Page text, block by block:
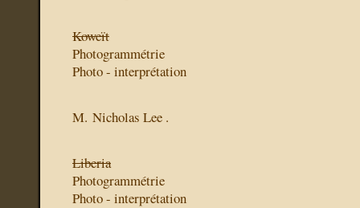
Koweït
Photogrammétrie
Photo - interprétation
M. Nicholas Lee .
Liberia
Photogrammétrie
Photo - interprétation